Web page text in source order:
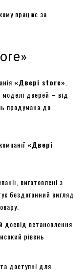
працює за
«Двері store»
моделі дверей – від
продумана до
компанії «Двері
виготовлені з
бездоганний вигляд
досвід встановлення
рівень
доступні для